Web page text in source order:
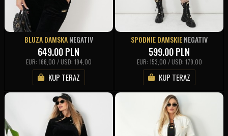
BLUZA DAMSKANEGATIV
649.00PLN
EUR: 166,00 / USD: 194,00
KUP TERAZ
SPODNIE DAMSKIENEGATIV
599.00PLN
EUR: 153,00 / USD: 179,00
KUP TERAZ